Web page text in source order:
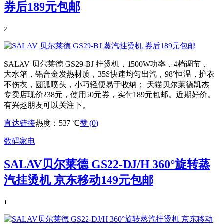
券后189元包邮
2
SALAV 贝尔莱德 GS29-BJ 挂烫机，1500W功率，4档调节，
大水箱，铝合金发热材质，35S快速均匀出汽，98°恒温，护衣
不伤衣，圆弧喷头，小巧轻便易于收纳； 天猫贝尔莱德凯杰
专卖店现价238元，使用50元券，实付189元包邮。近期好价。
有兴趣朋友可以关注下。
直达链接热度：537 ℃赞 (0)
数码家电
SALAV贝尔莱德 GS22-DJ/H 360°旋转蒸
汽挂烫机 京东移动149元包邮
1